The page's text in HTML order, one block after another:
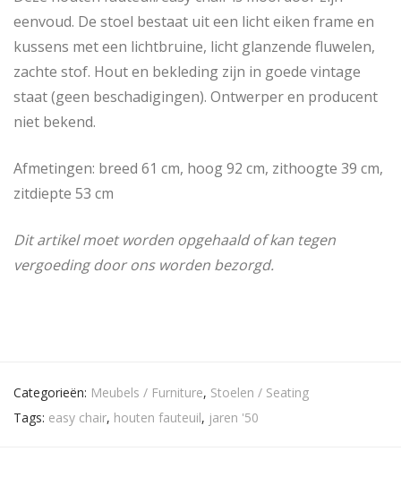
eenvoud. De stoel bestaat uit een licht eiken frame en
kussens met een lichtbruine, licht glanzende fluwelen,
zachte stof. Hout en bekleding zijn in goede vintage
staat (geen beschadigingen). Ontwerper en producent
niet bekend.
Afmetingen: breed 61 cm, hoog 92 cm, zithoogte 39 cm,
zitdiepte 53 cm
Dit artikel moet worden opgehaald of kan tegen
vergoeding door ons worden bezorgd.
Categorieën: Meubels / Furniture, Stoelen / Seating
Tags: easy chair, houten fauteuil, jaren '50